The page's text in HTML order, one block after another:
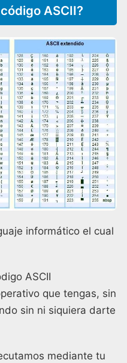
ASCII?
informático el cual
ASCII
que tengas, sin
sin ni siquiera darte
mediante tu